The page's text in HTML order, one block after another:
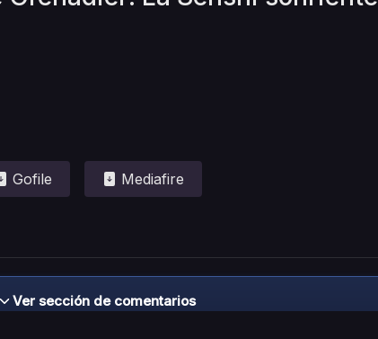
Gofile Mediafire
Ver sección de comentarios